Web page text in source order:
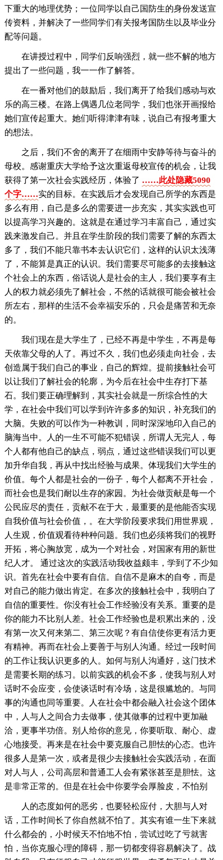
下重大的地理优势；一位同学以自己国防生的身份发送宣
传资料，并解决了一些同学们有关报考国防生以及毕业分
配等问题。
在讲授过程中，同学们反响强烈，就一些不解的地方
提出了一些问题，我一一作了解答。
在一番对他们的鼓励后，我们离开了给我们感动与欢
乐的高三楼。在路上偶遇几位老同学，我们也张开画报给
她们宣传起重大。她们听得津津有味，说自己有报考重大
的想法。
之后，我们不舍的离开了在细雨中安静等待与奋斗的
母校。感谢重庆大学给予这次重返母校宣传的机会，让我
获得了第一次社会实践经历，体验了 ……此处隐藏5090
个字……实的目标。在实践后才会发现自己所学的东西是
多么有用，自己是多么的需要进一步充实，其实实践也可
以提高学习兴趣的。这就是在通过学习丰富自己，通过实
践来激发自己。并且在学生阶段的我们需要了解的东西太
多了，我们不能只靠书本去认识它们，这样的认识太浅薄
了，不能算是真正的认识。我们需要尽可能多的去接触这
个社会上的东西，俗话说人是社会的主人，我们要享有主
人的权力就必须先了解社会，不然的话就很可能会被社会
所左右，那样的生活不会幸福安乐的，只会是痛苦和无奈
的。
我们现在是大学生了，已经不再是中学生，不再是每
天依靠父母的人了。再过不久，我们也必须走向社会，去
创造属于我们自己的事业，自己的辉煌。提前接触社会可
以让我们了解社会的轮廓，为今后在社会中生存打下基
石。我们要正确理解到，其实社会就是一所综合性的大
学，在社会中我们可以学到许许多多的知识，补充我们的
大脑。失败的可以作为一种教训，同时深深地印入自己的
脑海当中。人的一生不可能不犯错误，所谓人无完人，每
个人都有他自己的缺点，弱点，通过这些错误我们可以更
加升华自我，再从中找出经验与成果。体现我们大学生的
价值。每个人都是社会的一份子，每个人都离不开社会，
而社会也是我们耐以生存的家园。为社会做贡献是每一个
公民应尽的责任，贡献不在于大，最重要的是他能否实现
自我价值与社会价值，。在大学阶段要求我们用世界观，
人生观，价值观看待种种问题。我们也必须将我们的视野
开拓，将心胸放宽，成为一个对社会，对国家有用的新世
纪人才。 通过这次的实践活动我收益颇丰，学到了不少知
识。首先在社会中要有自信。自信不是麻木的自夸，而是
对自己的能力做出肯定。在多次的接触社会中，我明白了
自信的重要性。你没有社会工作经验没有关系。重要的是
你的能力不比别人差。社会工作经验也是积累出来的，没
有第一次又何来第二、第三次呢？有自信使你更有活力更
有精神。再而在社会上要善于与别人沟通。经过一段时间
的工作让我认识更多的人。如何与别人沟通好，这门技术
是需要长期的练习。以前实践的机会不多，使我与别人对
话时不会应变，会使谈话时有冷场，这是很尴尬的。与同
事的沟通也同等重要。人在社会中都会融入社会这个团体
中，人与人之间合力去做事，使其做事的过程中更加融
洽，更事半功倍。别人给你的意见，你要听取、耐心、虚
心地接受。再来是在社会中要克服自己胆怯的心态。也许
很多人是第一次，或者是很少去接触社会实践活动，在面
对人与人，公司高层和普通工人会有紧张甚至是胆怯。这
是非常正常的。但是在社会中你要学会厚脸皮，不怕别
人的态度如何的恶劣，也要轻松应付，大胆与人对
话，工作时间长了你自然就不怕了。其实有谁一生下来就
什么都会的，小时候天不怕地不怕，尝试过吃了亏就害
怕，当你克服心理的障碍，那一切都变得容易解决了。战